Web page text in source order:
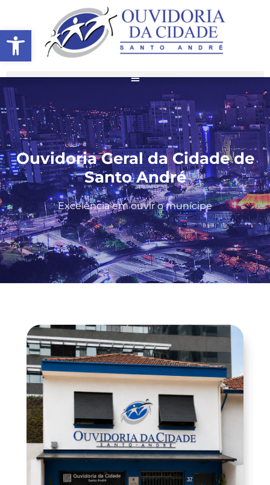
Abrir a barra de ferramentas
Ouvidoria Geral da Cidade de
Santo André
Excelência em ouvir o munícipe